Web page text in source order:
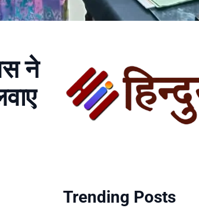
ने
Trending Posts